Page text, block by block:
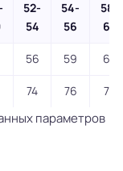
52-
54
54-
56
58-
60
56 59 62
74 76 78
параметров